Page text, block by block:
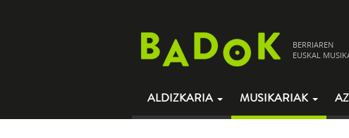
BERRIAREN
EUSKAL
ALDIZKARIA MUSIKARIAK